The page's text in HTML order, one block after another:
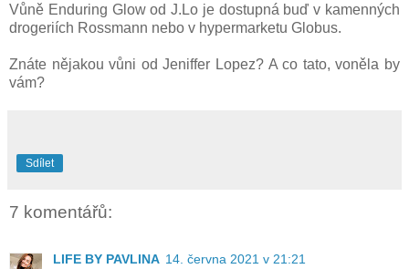
Vůně Enduring Glow od J.Lo je dostupná buď v kamenných
drogeriích Rossmann nebo v hypermarketu Globus.
Znáte nějakou vůni od Jeniffer Lopez? A co tato, voněla by
vám?
Sdílet
7 komentářů:
LIFE BY PAVLINA 14. června 2021 v 21:21